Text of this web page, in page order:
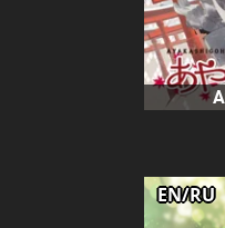
EN/RU